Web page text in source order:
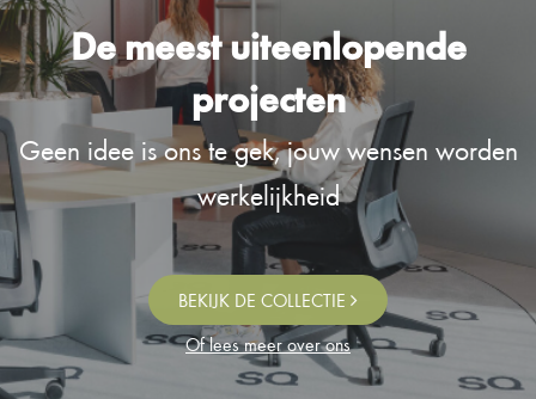
De meest uiteenlopende
projecten
Geen idee is ons te gek, jouw wensen worden
werkelijkheid
BEKIJK DE COLLECTIE
Of lees meer over ons